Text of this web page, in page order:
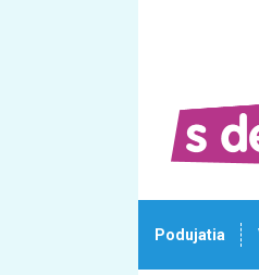
Podujatia